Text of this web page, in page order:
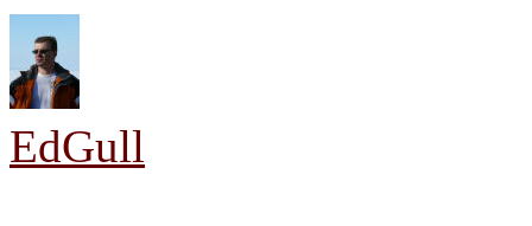
EdGull